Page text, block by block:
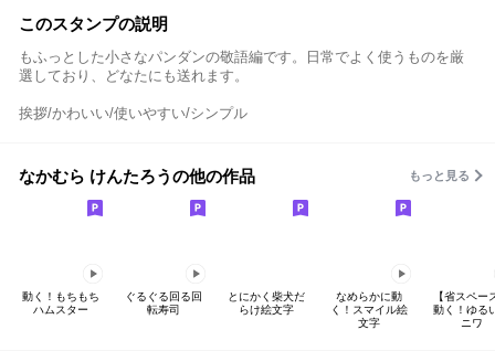
このスタンプの説明
もふっとした小さなパンダンの敬語編です。日常でよく使うものを厳
選しており、どなたにも送れます。
挨拶/かわいい/使いやすい/シンプル
なかむら けんたろうの他の作品 もっと見る
動く！もちもち
ハムスター
ぐるぐる回る回
転寿司
とにかく柴犬だ
らけ絵文字
なめらかに動
く！スマイル絵
文字
【省スペー
動く！ゆる
ニワ